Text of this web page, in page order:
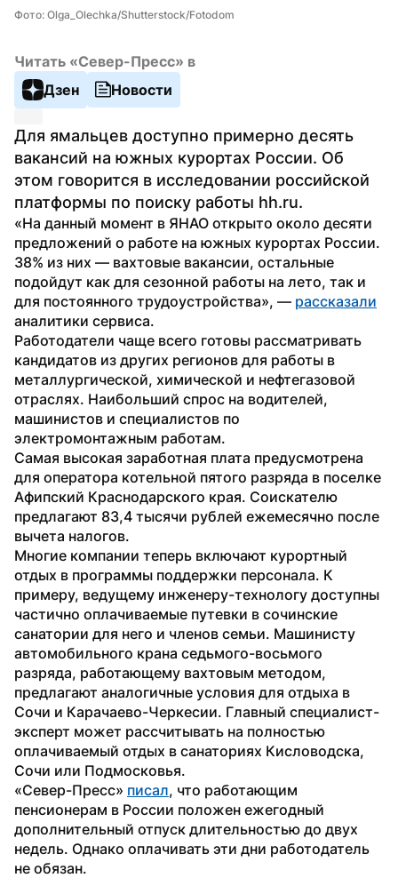
Фото: Olga_Olechka/Shutterstock/Fotodom
Читать «Север-Пресс» в
Дзен
Новости
Для ямальцев доступно примерно десять
вакансий на южных курортах России. Об
этом говорится в исследовании российской
платформы по поиску работы hh.ru.
«На данный момент в ЯНАО открыто около десяти
предложений о работе на южных курортах России.
38% из них — вахтовые вакансии, остальные
подойдут как для сезонной работы на лето, так и
для постоянного трудоустройства», — рассказали
аналитики сервиса.
Работодатели чаще всего готовы рассматривать
кандидатов из других регионов для работы в
металлургической, химической и нефтегазовой
отраслях. Наибольший спрос на водителей,
машинистов и специалистов по
электромонтажным работам.
Самая высокая заработная плата предусмотрена
для оператора котельной пятого разряда в поселке
Афипский Краснодарского края. Соискателю
предлагают 83,4 тысячи рублей ежемесячно после
вычета налогов.
Многие компании теперь включают курортный
отдых в программы поддержки персонала. К
примеру, ведущему инженеру-технологу доступны
частично оплачиваемые путевки в сочинские
санатории для него и членов семьи. Машинисту
автомобильного крана седьмого-восьмого
разряда, работающему вахтовым методом,
предлагают аналогичные условия для отдыха в
Сочи и Карачаево-Черкесии. Главный специалист-
эксперт может рассчитывать на полностью
оплачиваемый отдых в санаториях Кисловодска,
Сочи или Подмосковья.
«Север-Пресс» писал, что работающим
пенсионерам в России положен ежегодный
дополнительный отпуск длительностью до двух
недель. Однако оплачивать эти дни работодатель
не обязан.